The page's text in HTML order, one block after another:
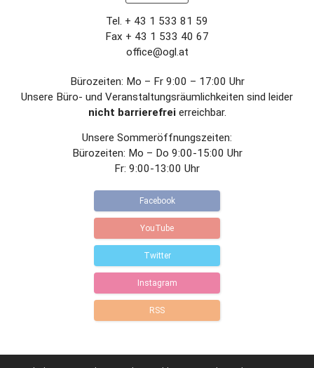
Tel. + 43 1 533 81 59
Fax + 43 1 533 40 67
office@ogl.at
Bürozeiten: Mo – Fr 9:00 – 17:00 Uhr
Unsere Büro- und Veranstaltungsräumlichkeiten sind leider
nicht barrierefreierreichbar.
Unsere Sommeröffnungszeiten:
Bürozeiten: Mo – Do 9:00-15:00 Uhr
Fr: 9:00-13:00 Uhr
Facebook
YouTube
Twitter
Instagram
RSS